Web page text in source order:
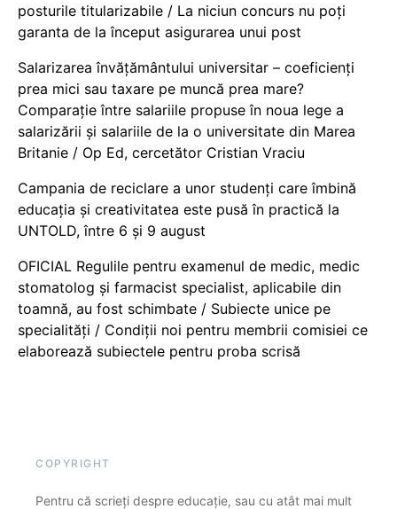
posturile titularizabile / La niciun concurs nu poți
garanta de la început asigurarea unui post
Salarizarea învățământului universitar – coeficienți
prea mici sau taxare pe muncă prea mare?
Comparație între salariile propuse în noua lege a
salarizării și salariile de la o universitate din Marea
Britanie / Op Ed, cercetător Cristian Vraciu
Campania de reciclare a unor studenți care îmbină
educația și creativitatea este pusă în practică la
UNTOLD, între 6 și 9 august
OFICIAL Regulile pentru examenul de medic, medic
stomatolog și farmacist specialist, aplicabile din
toamnă, au fost schimbate / Subiecte unice pe
specialități / Condiții noi pentru membrii comisiei ce
elaborează subiectele pentru proba scrisă
COPYRIGHT
Pentru că scrieți despre educație, sau cu atât mai mult